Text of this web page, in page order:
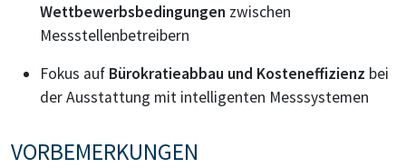
Wettbewerbsbedingungen zwischen
Messstellenbetreibern
Fokus auf Bürokratieabbau und Kosteneffizienz bei
der Ausstattung mit intelligenten Messsystemen
VORBEMERKUNGEN